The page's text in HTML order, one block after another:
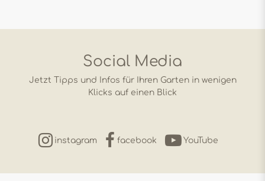
Social Media
Jetzt Tipps und Infos für Ihren Garten in wenigen
Klicks auf einen Blick
instagram facebook YouTube